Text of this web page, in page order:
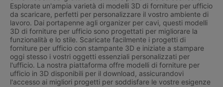
Esplorate un'ampia varietà di modelli 3D di forniture per ufficio
da scaricare, perfetti per personalizzare il vostro ambiente di
lavoro. Dai portapenne agli organizer per cavi, questi modelli
3D di forniture per ufficio sono progettati per migliorare la
funzionalità e lo stile. Scaricate facilmente i progetti di
forniture per ufficio con stampante 3D e iniziate a stampare
oggi stesso i vostri oggetti essenziali personalizzati per
l'ufficio. La nostra piattaforma offre modelli di forniture per
ufficio in 3D disponibili per il download, assicurandovi
l'accesso ai migliori progetti per soddisfare le vostre esigenze